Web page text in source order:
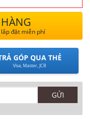
đặt miễn phí
GÓP QUA THẺ
Visa, Master, JCB